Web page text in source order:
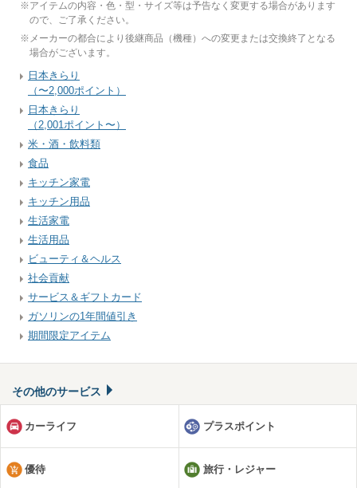
※アイテムの内容・色・型・サイズ等は予告なく変更する場合があります
ので、ご了承ください。
※ メーカーの都合により後継商品（機種）への変更または交換終了となる
場合がございます。
日本きらり
（〜2,000ポイント）
日本きらり
（2,001ポイント〜）
米・酒・飲料類
食品
キッチン家電
キッチン用品
生活家電
生活用品
ビューティ＆ヘルス
社会貢献
サービス＆ギフトカード
ガソリンの1年間値引き
期間限定アイテム
その他のサービス
カーライフ プラスポイント
優待 旅行・レジャー